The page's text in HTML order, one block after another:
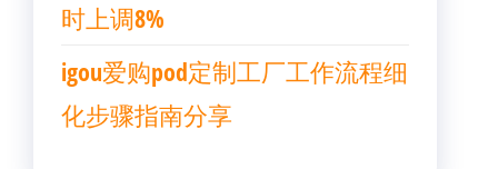
时上调8%
igou爱购pod定制工厂工作流程细
化步骤指南分享